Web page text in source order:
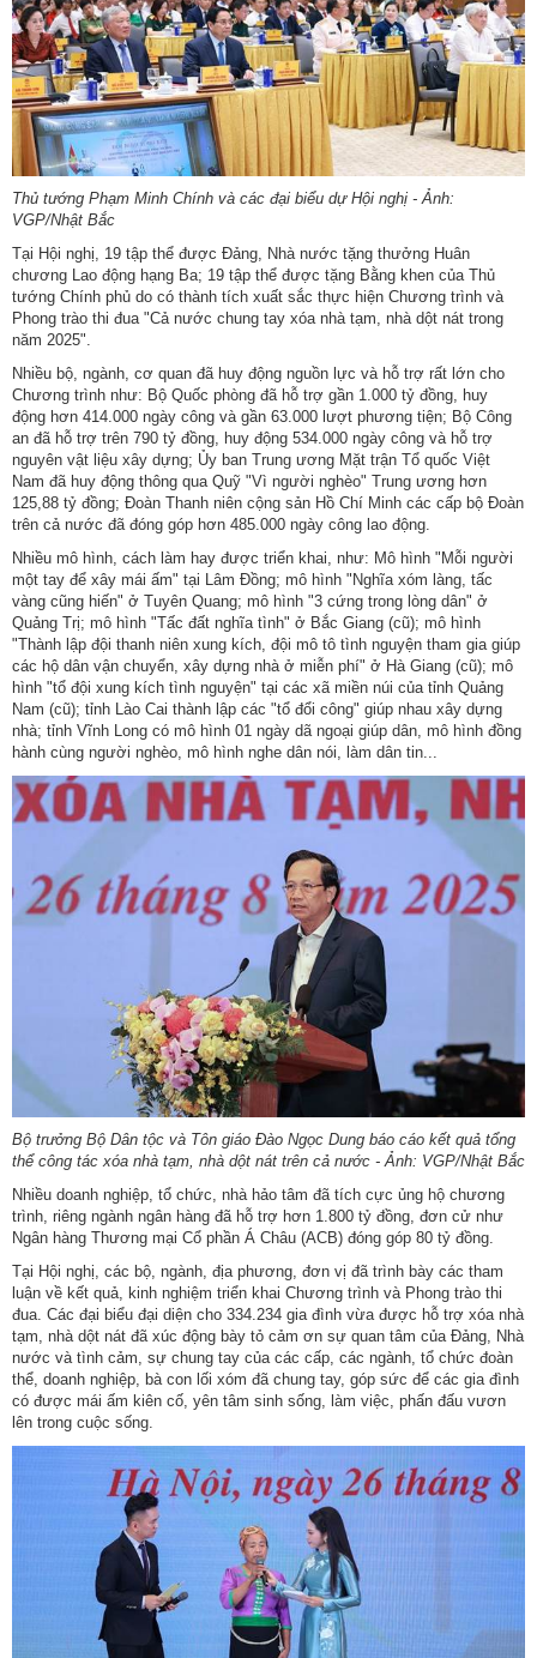
Xã
hội
Hợp
tác
đào
tạo
Các
dự
án,
đề
tài
Tiếp
cận
thông
tin
Tìm
kiếm
Đăng
nhập
Thủ tướng Phạm Minh Chính và các đại biểu dự Hội nghị - Ảnh:
VGP/Nhật Bắc
Tại Hội nghị, 19 tập thể được Đảng, Nhà nước tặng thưởng Huân
chương Lao động hạng Ba; 19 tập thể được tặng Bằng khen của Thủ
tướng Chính phủ do có thành tích xuất sắc thực hiện Chương trình và
Phong trào thi đua "Cả nước chung tay xóa nhà tạm, nhà dột nát trong
năm 2025".
Nhiều bộ, ngành, cơ quan đã huy động nguồn lực và hỗ trợ rất lớn cho
Chương trình như: Bộ Quốc phòng đã hỗ trợ gần 1.000 tỷ đồng, huy
động hơn 414.000 ngày công và gần 63.000 lượt phương tiện; Bộ Công
an đã hỗ trợ trên 790 tỷ đồng, huy động 534.000 ngày công và hỗ trợ
nguyên vật liệu xây dựng; Ủy ban Trung ương Mặt trận Tổ quốc Việt
Nam đã huy động thông qua Quỹ "Vì người nghèo" Trung ương hơn
125,88 tỷ đồng; Đoàn Thanh niên cộng sản Hồ Chí Minh các cấp bộ Đoàn
trên cả nước đã đóng góp hơn 485.000 ngày công lao động.
Nhiều mô hình, cách làm hay được triển khai, như: Mô hình "Mỗi người
một tay để xây mái ấm" tại Lâm Đồng; mô hình "Nghĩa xóm làng, tấc
vàng cũng hiến" ở Tuyên Quang; mô hình "3 cứng trong lòng dân" ở
Quảng Trị; mô hình "Tấc đất nghĩa tình" ở Bắc Giang (cũ); mô hình
"Thành lập đội thanh niên xung kích, đội mô tô tình nguyện tham gia giúp
các hộ dân vận chuyển, xây dựng nhà ở miễn phí" ở Hà Giang (cũ); mô
hình "tổ đội xung kích tình nguyện" tại các xã miền núi của tỉnh Quảng
Nam (cũ); tỉnh Lào Cai thành lập các "tổ đổi công" giúp nhau xây dựng
nhà; tỉnh Vĩnh Long có mô hình 01 ngày dã ngoại giúp dân, mô hình đồng
hành cùng người nghèo, mô hình nghe dân nói, làm dân tin...
Bộ trưởng Bộ Dân tộc và Tôn giáo Đào Ngọc Dung báo cáo kết quả tổng
thể công tác xóa nhà tạm, nhà dột nát trên cả nước - Ảnh: VGP/Nhật Bắc
Nhiều doanh nghiệp, tổ chức, nhà hảo tâm đã tích cực ủng hộ chương
trình, riêng ngành ngân hàng đã hỗ trợ hơn 1.800 tỷ đồng, đơn cử như
Ngân hàng Thương mại Cổ phần Á Châu (ACB) đóng góp 80 tỷ đồng.
Tại Hội nghị, các bộ, ngành, địa phương, đơn vị đã trình bày các tham
luận về kết quả, kinh nghiệm triển khai Chương trình và Phong trào thi
đua. Các đại biểu đại diện cho 334.234 gia đình vừa được hỗ trợ xóa nhà
tạm, nhà dột nát đã xúc động bày tỏ cảm ơn sự quan tâm của Đảng, Nhà
nước và tình cảm, sự chung tay của các cấp, các ngành, tổ chức đoàn
thể, doanh nghiệp, bà con lối xóm đã chung tay, góp sức để các gia đình
có được mái ấm kiên cố, yên tâm sinh sống, làm việc, phấn đấu vươn
lên trong cuộc sống.